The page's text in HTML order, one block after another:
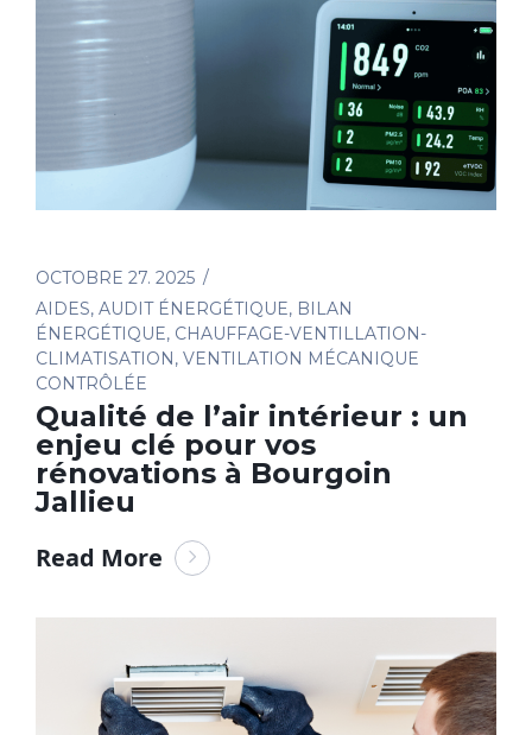
OCTOBRE 27. 2025
AIDES, AUDIT ÉNERGÉTIQUE, BILAN
ÉNERGÉTIQUE, CHAUFFAGE-VENTILLATION-
CLIMATISATION, VENTILATION MÉCANIQUE
CONTRÔLÉE
Qualité de l’air intérieur : un
enjeu clé pour vos
rénovations à Bourgoin
Jallieu
Read More